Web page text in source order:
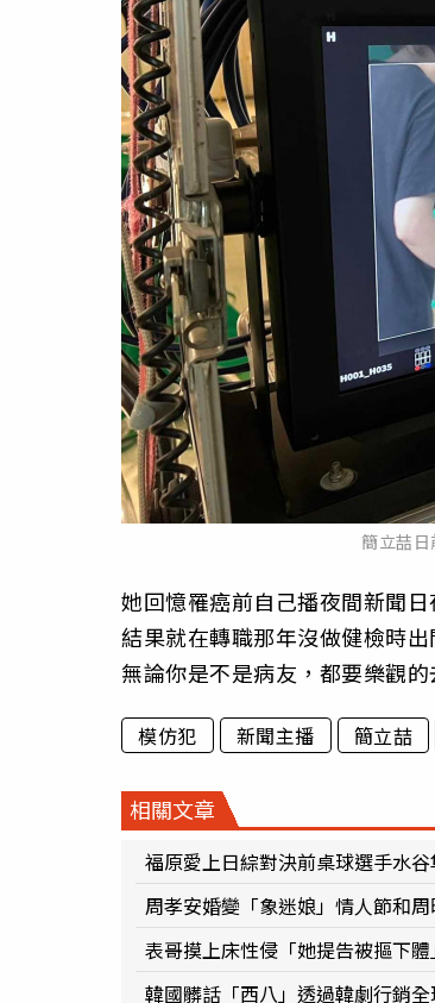
簡立喆日
她回憶罹癌前自己播夜間新聞
結果就在轉職那年沒做健檢時
無論你是不是病友，都要樂觀
模仿犯 新聞主播 簡立喆
相關文章
福原愛上日綜對決前桌球選手水
周孝安婚變「象迷娘」情人節和
表哥摸上床性侵「她提告被摳下
韓國髒話「西八」透過韓劇行銷